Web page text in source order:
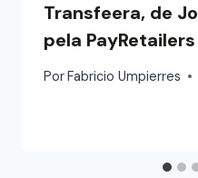
Transfeera, de
pela PayRetailers
PorFabricio Umpierres